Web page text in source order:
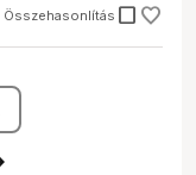
Összehasonlítás check_box_outline_blank